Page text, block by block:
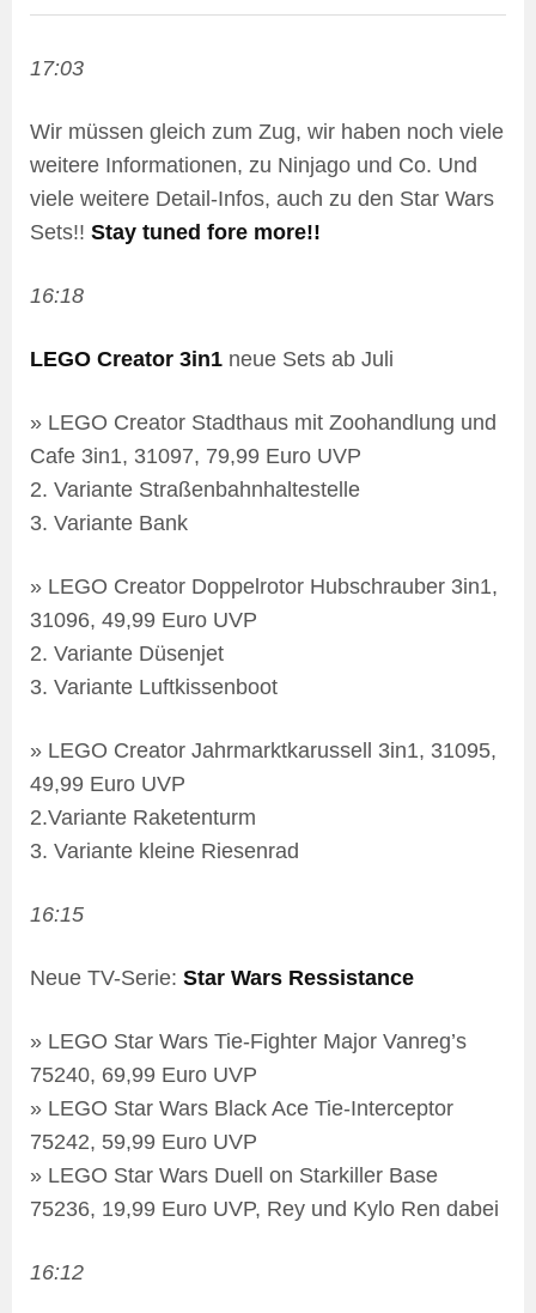
17:03
Wir müssen gleich zum Zug, wir haben noch viele
weitere Informationen, zu Ninjago und Co. Und
viele weitere Detail-Infos, auch zu den Star Wars
Sets!! Stay tuned fore more!!
16:18
LEGO Creator 3in1 neue Sets ab Juli
» LEGO Creator Stadthaus mit Zoohandlung und
Cafe 3in1, 31097, 79,99 Euro UVP
2. Variante Straßenbahnhaltestelle
3. Variante Bank
» LEGO Creator Doppelrotor Hubschrauber 3in1,
31096, 49,99 Euro UVP
2. Variante Düsenjet
3. Variante Luftkissenboot
» LEGO Creator Jahrmarktkarussell 3in1, 31095,
49,99 Euro UVP
2.Variante Raketenturm
3. Variante kleine Riesenrad
16:15
Neue TV-Serie: Star Wars Ressistance
» LEGO Star Wars Tie-Fighter Major Vanreg’s
75240, 69,99 Euro UVP
» LEGO Star Wars Black Ace Tie-Interceptor
75242, 59,99 Euro UVP
» LEGO Star Wars Duell on Starkiller Base
75236, 19,99 Euro UVP, Rey und Kylo Ren dabei
16:12